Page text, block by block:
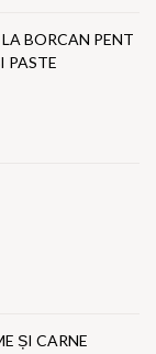
BORCAN PENT
PASTE
ȘI CARNE